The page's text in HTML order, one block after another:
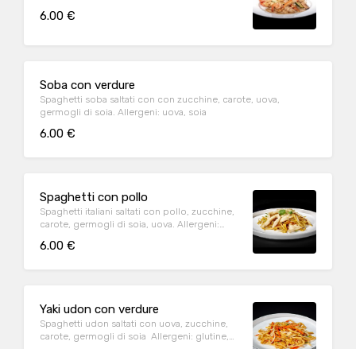
6.00 €
Soba con verdure
Spaghetti soba saltati con con zucchine, carote, uova,
germogli di soia. Allergeni: uova, soia
6.00 €
Spaghetti con pollo
Spaghetti italiani saltati con pollo, zucchine,
carote, germogli di soia, uova. Allergeni:
6.00 €
Yaki udon con verdure
Spaghetti udon saltati con uova, zucchine,
carote, germogli di soia Allergeni: glutine,